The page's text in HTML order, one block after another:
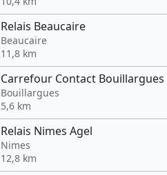
Relais Beaucaire
Beaucaire
11,8 km
Carrefour Contact Bouillargues
Bouillargues
5,6 km
Relais Nimes Agel
Nimes
12,8 km